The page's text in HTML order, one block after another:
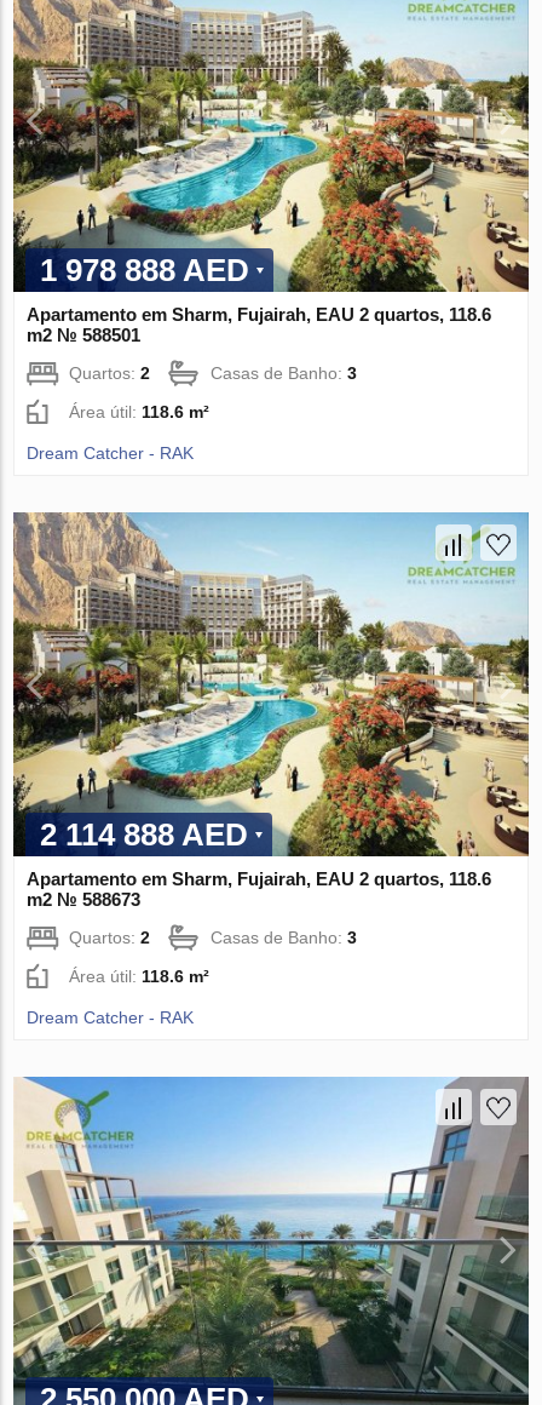
1 978 888 AED
Apartamento em Sharm, Fujairah, EAU 2 quartos, 118.6
m2 № 588501
Quartos:2 Casas de Banho:3
Área útil:118.6 m²
Dream Catcher - RAK
2 114 888 AED
Apartamento em Sharm, Fujairah, EAU 2 quartos, 118.6
m2 № 588673
Quartos:2 Casas de Banho:3
Área útil: 118.6 m²
Dream Catcher - RAK